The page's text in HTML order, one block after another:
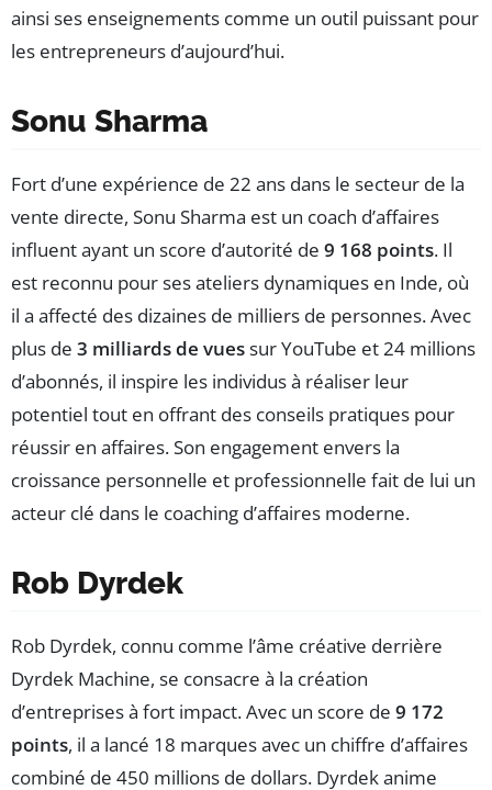
ainsi ses enseignements comme un outil puissant pour
les entrepreneurs d’aujourd’hui.
Sonu Sharma
Fort d’une expérience de 22 ans dans le secteur de la
vente directe, Sonu Sharma est un coach d’affaires
influent ayant un score d’autorité de 9 168 points. Il
est reconnu pour ses ateliers dynamiques en Inde, où
il a affecté des dizaines de milliers de personnes. Avec
plus de 3 milliards de vuessur YouTube et 24 millions
d’abonnés, il inspire les individus à réaliser leur
potentiel tout en offrant des conseils pratiques pour
réussir en affaires. Son engagement envers la
croissance personnelle et professionnelle fait de lui un
acteur clé dans le coaching d’affaires moderne.
Rob Dyrdek
Rob Dyrdek, connu comme l’âme créative derrière
Dyrdek Machine, se consacre à la création
d’entreprises à fort impact. Avec un score de 9 172
points, il a lancé 18 marques avec un chiffre d’affaires
combiné de 450 millions de dollars. Dyrdek anime